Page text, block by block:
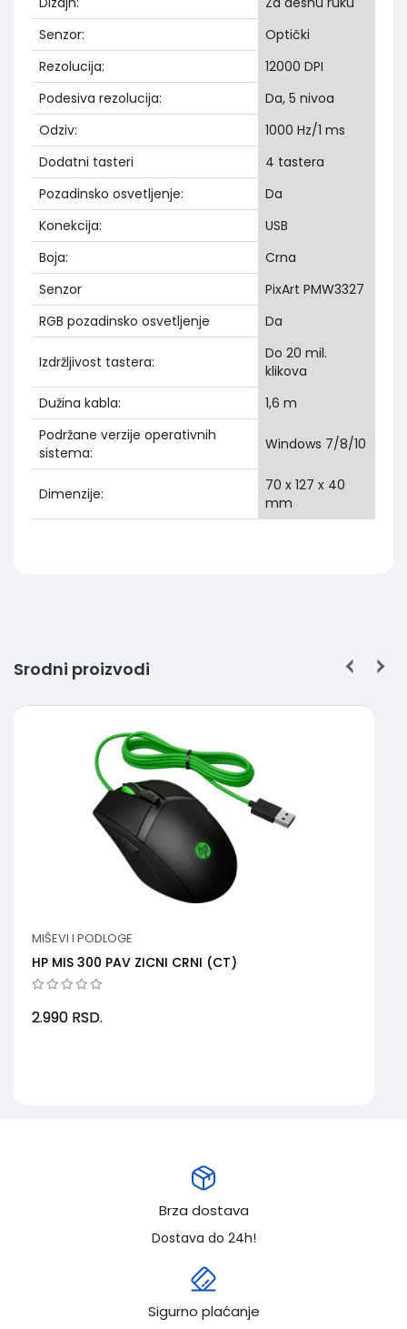
Senzor:
Optički
Rezolucija:
12000 DPI
Podesiva rezolucija:
Da, 5 nivoa
Odziv:
1000 Hz/1 ms
Dodatni tasteri
4 tastera
Pozadinsko osvetljenje:
Da
Konekcija:
USB
Boja:
Crna
Senzor
PixArt PMW3327
RGB pozadinsko osvetljenje
Da
Izdržljivost tastera:
Do 20 mil.
klikova
Dužina kabla:
1,6 m
Podržane verzije operativnih
sistema:
Windows 7/8/10
Dimenzije:
70 x 127 x 40
mm
Srodni proizvodi
MIŠEVI I PODLOGE
HP MIS 300 PAV ZICNI CRNI (CT)
2.990 RSD.
Brza dostava
Dostava do 24h!
Sigurno plaćanje